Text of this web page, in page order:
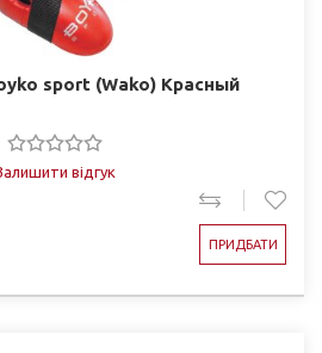
sport (Wako) Красный
відгук
ПРИДБАТИ